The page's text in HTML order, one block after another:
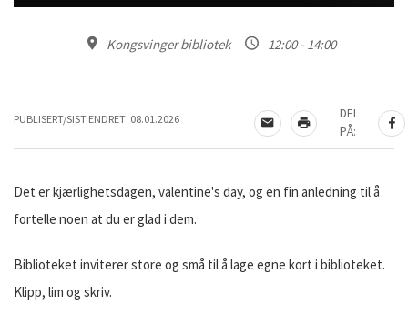
Kongsvinger bibliotek 12:00 - 14:00
PUBLISERT/SIST ENDRET: 08.01.2026
TIPS EN VENN
SKRIV UT
DEL
PÅ:
Det er kjærlighetsdagen, valentine's day, og en fin anledning til å
fortelle noen at du er glad i dem.
Biblioteket inviterer store og små til å lage egne kort i biblioteket.
Klipp, lim og skriv.